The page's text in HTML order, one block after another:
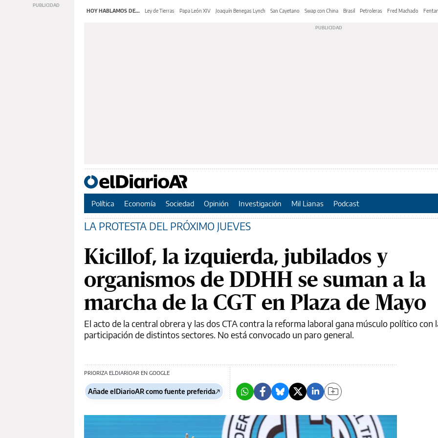
HOY HABLAMOS DE... Ley de Tierras Papa León XIV Joaquín Benegas Lynch San Cayetano Swap con China Brasil Petroleras Fred Machado
Política Economía Sociedad Opinión Investigación Mil Lianas Podcast
LA PROTESTA DEL PRÓXIMO JUEVES
Kicillof, la izquierda, jubilados y
organismos de DDHH se suman a la
marcha de la CGT en Plaza de Mayo
El acto de la central obrera y las dos CTA contra la reforma laboral gana músculo político con
participación de distintos sectores. No está convocado un paro general.
PRIORIZA ELDIARIOAR EN GOOGLE
Añade elDiarioAR como fuente preferida